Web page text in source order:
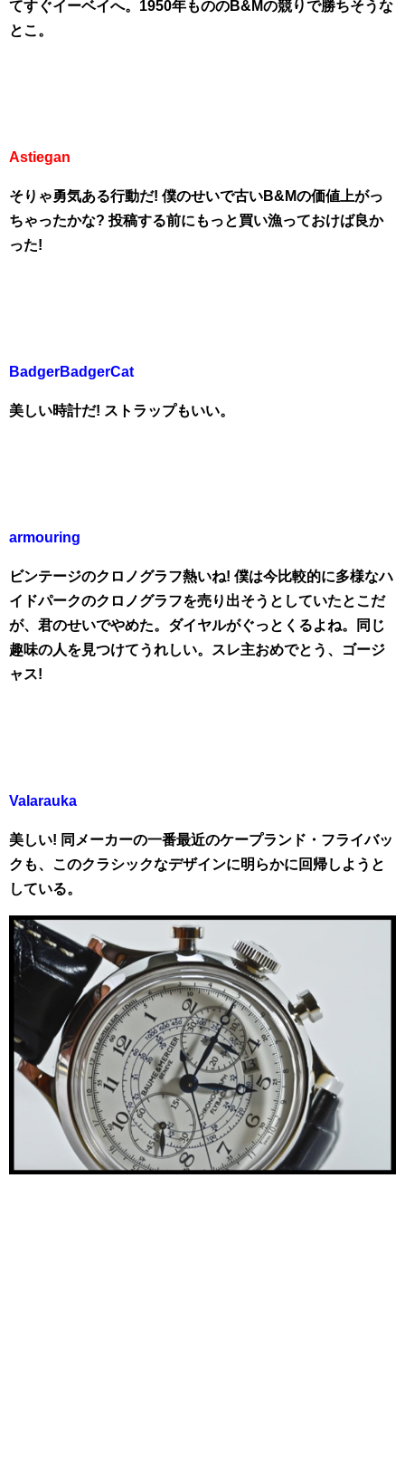
てすぐイーベイへ。1950年もののB&Mの競りで勝ちそうな
とこ。
Astiegan
そりゃ勇気ある行動だ! 僕のせいで古いB&Mの価値上がっ
ちゃったかな? 投稿する前にもっと買い漁っておけば良か
った!
BadgerBadgerCat
美しい時計だ! ストラップもいい。
armouring
ビンテージのクロノグラフ熱いね! 僕は今比較的に多様なハ
イドパークのクロノグラフを売り出そうとしていたとこだ
が、君のせいでやめた。ダイヤルがぐっとくるよね。同じ
趣味の人を見つけてうれしい。スレ主おめでとう、ゴージ
ャス!
Valarauka
美しい! 同メーカーの一番最近のケープランド・フライバッ
クも、このクラシックなデザインに明らかに回帰しようと
している。